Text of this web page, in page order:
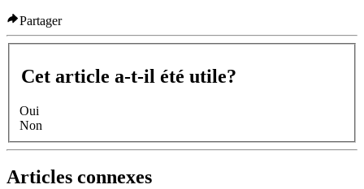
Partager
Cet article a-t-il été utile?
Oui
Non
Articles connexes